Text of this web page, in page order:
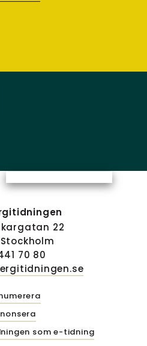
22
Stockholm
70 80
som e-tidning